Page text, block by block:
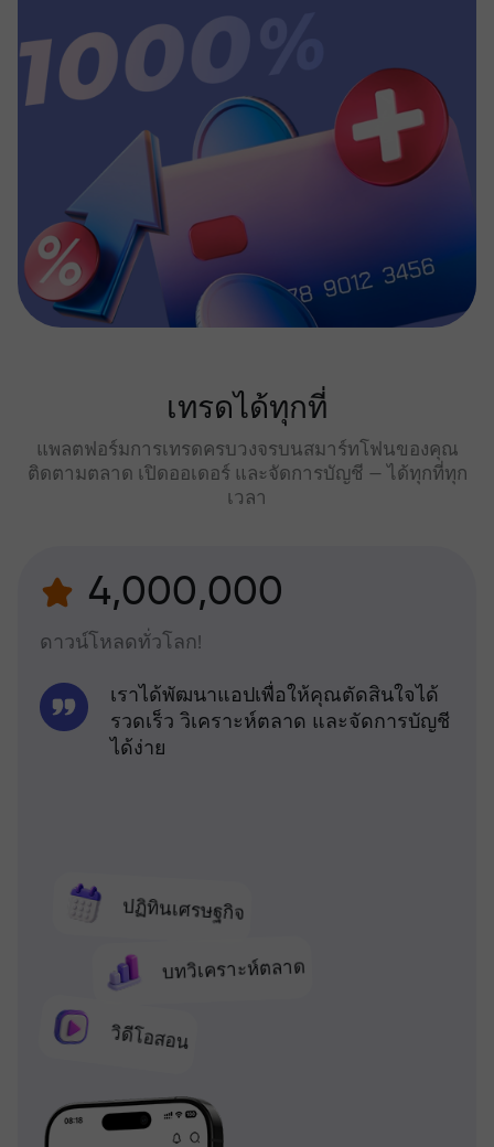
เทรดได้ทุกที่
แพลตฟอร์มการเทรดครบวงจรบนสมาร์ทโฟนของคุณ
ติดตามตลาด เปิดออเดอร์ และจัดการบัญชี — ได้ทุกที่ทุก
เวลา
4,000,000
ดาวน์โหลดทั่วโลก!
ปฏิทินเศรษฐกิจ
บทวิเคราะห์ตลาด
วิดีโอสอน
เราได้พัฒนาแอปเพื่อให้คุณตัดสินใจได้
รวดเร็ว วิเคราะห์ตลาด และจัดการบัญชี
ได้ง่าย